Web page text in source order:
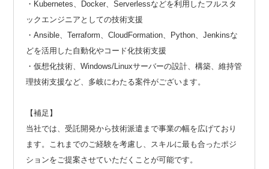
・Kubernetes、Docker、Serverlessなどを利用したフルスタ
ックエンジニアとしての技術支援
・Ansible、Terraform、CloudFormation、Python、Jenkinsな
どを活用した自動化やコード化技術支援
・仮想化技術、Windows/Linuxサーバーの設計、構築、維持管
理技術支援など、多岐にわたる案件がございます。
【補足】
当社では、受託開発から技術派遣まで事業の幅を広げており
ます。これまでのご経験を考慮し、スキルに最も合ったポジ
ションをご提案させていただくことが可能です。